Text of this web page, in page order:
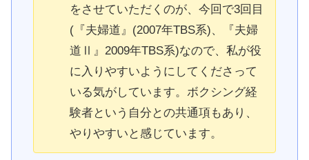
をさせていただくのが、今回で3回目
(『夫婦道』(2007年TBS系)、『夫婦
道Ⅱ』2009年TBS系)なので、私が役
に入りやすいようにしてくださって
いる気がしています。ボクシング経
験者という自分との共通項もあり、
やりやすいと感じています。